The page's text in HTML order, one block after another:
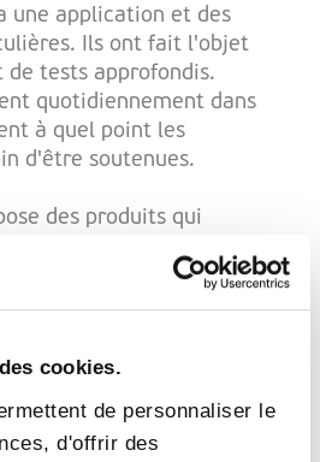
cookies.
de personnaliser le
d'offrir des
une application et des
Ils ont fait l'objet
de tests approfondis.
quotidiennement dans
à quel point les
d'être soutenues.
des produits qui
écologique. Il fournit
améliorer l'efficacité
de croissance des
telles que les
dans le sol, ce